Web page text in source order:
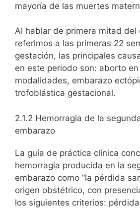
mayoría de las muertes
Al hablar de primera mitad del
referimos a las primeras 22
gestación, las principales
en este periodo son: aborto
modalidades, embarazo
trofoblástica gestacional.
2.1.2 Hemorragia de la
embarazo
La guía de práctica clínica
hemorragia producida en la
embarazo como “la pérdida
origen obstétrico, con
los siguientes criterios: